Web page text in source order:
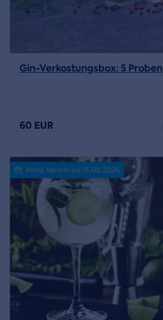
Gin-Verkostungsbox: 5 Proben
60 EUR
Volný termín od 15.08.2026